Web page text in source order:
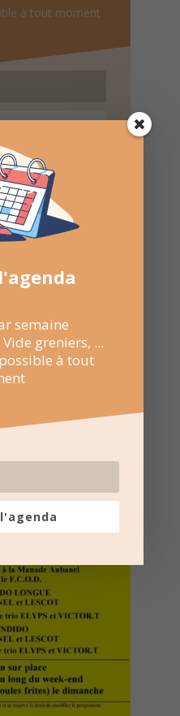
à tout moment
: 659
semaine
greniers, ...
à tout